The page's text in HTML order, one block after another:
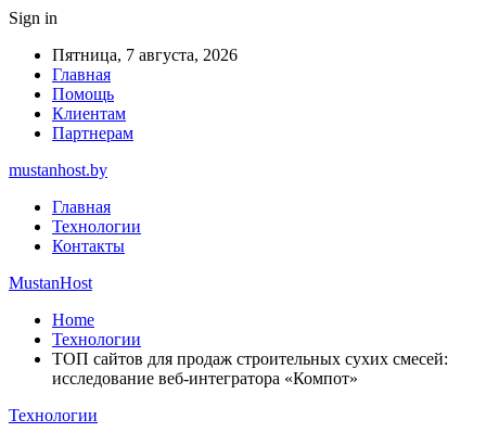
Sign in
Пятница, 7 августа, 2026
Главная
Помощь
Клиентам
Партнерам
mustanhost.by
Главная
Технологии
Контакты
MustanHost
Home
Технологии
ТОП сайтов для продаж строительных сухих смесей:
исследование веб-интегратора «Компот»
Технологии